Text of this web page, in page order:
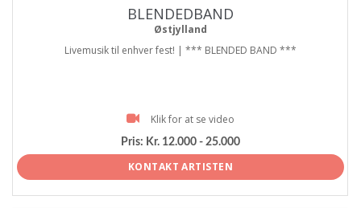
BLENDEDBAND
Østjylland
Livemusik til enhver fest! | *** BLENDED BAND ***
Klik for at se video
Pris: Kr. 12.000 - 25.000
KONTAKT ARTISTEN